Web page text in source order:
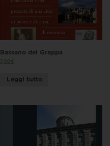
Bassano del Grappa
7,50€
Leggi tutto